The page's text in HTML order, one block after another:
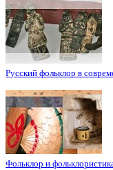
Русский фольклор в
Фольклор и